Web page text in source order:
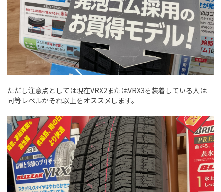
ただし注意点としては現在VRX2またはVRX3を装着している人は
同等レベルかそれ以上をオススメします。